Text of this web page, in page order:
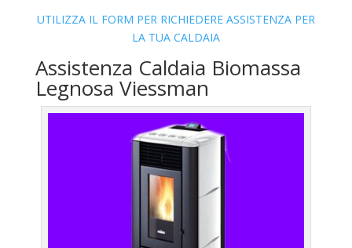
UTILIZZA IL FORM PER RICHIEDERE ASSISTENZA PER
LA TUA CALDAIA
Assistenza Caldaia Biomassa
Legnosa Viessman